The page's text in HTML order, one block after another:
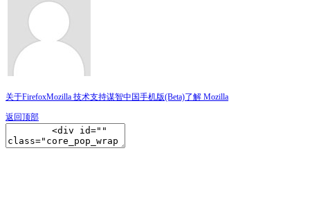
关于FirefoxMozilla 技术支持谋智中国手机版(Beta)了解 Mozilla
返回顶部